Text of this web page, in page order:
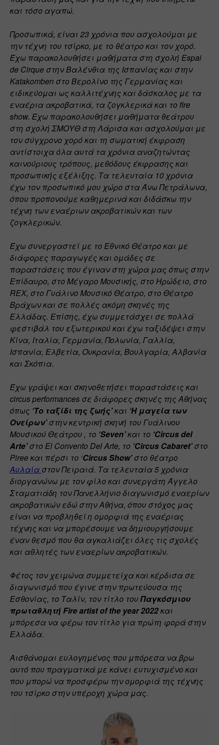
και τόσο αγαπώ.
Προσωπικά, είναι 23 χρόνια που ασχολούμαι με
την τέχνη του τσίρκο, με το θέατρο και τον χορό.
Έχω παρακολουθήσει μαθήματα στη σχολή Espai
de Cirque στην Βαλένθια της Ισπανίας και στην
Katakomben στο Βερολίνο της Γερμανίας και
ειδικεύομαι ως καλλιτέχνης και δάσκαλος με τα
εναέρια ακροβατικά, τα ζογκλερικά και το fire
show. Έχω παρακολουθήσει μαθήματα θεάτρου
στη σχολή ΣΜΟΥΘ στη Λάρισα και ασχολούμαι με
τον σύγχρονο χορό και τη σωματική έκφραση
αντίστοιχα όλα αυτά τα χρόνια αναζητώντας
καινούριους τρόπους, μεθόδους έκφρασης και
προσωπικής εξέλιξης. Τα τελευταία 10 χρόνια
έχω τον προσωπικό μου χώρο στα Άνω Πετράλωνα,
όπου προπονούμε καθημερινά και διδάσκω την
τέχνη των εναέριων ακροβατικών και των
ζογκλερικών.
Έχω συνεργαστεί με το Εθνικό Θέατρο και με
διάφορες παραγωγές και ομάδες σε
παραστάσεις που έγιναν στη χώρα μας όπως στην
Επίδαυρο, στο Μέγαρο Μουσικής, στο Ηρώδειο, στο
REX, στο Γυάλινο Μουσικό Θέατρο, στο Θέατρο
Βράχων και σε πολλές ακόμη σκηνές της
Ελλάδας. Επίσης, έχω συμμετάσχει σε πολλά
φεστιβάλ του εξωτερικού και έχω ταξιδέψει στην
Κίνα, Ιταλία, Γερμανία, Πολωνία, Γαλλία,
Ισπανία, Ελβετία, Ουκρανία, Βουλγαρία, Αλβανία
και Σκόπια.
Έχω γράψει και σκηνοθετήσει παραστάσεις και
circus performances σε διάφορες σκηνές της Αθήνας
όπως ‘Το ταξίδι της ζωής’ και ‘Η μαγεία των
Ονείρων’ στην κεντρική σκηνή του Γυάλινου
Μουσικού Θεάτρου , τo ‘Seven’ και το ‘Circus del
Arte’ στο El Convento Del Arte, το ‘Circus Cabaret’ στο
Piree και πέρσι το ‘Circus Show’
Αυλαία στον Πειραιά. Τα τελευταία 5 χρόνια
διοργανώνω με τον φίλο και συνεργάτη Άγγελο
Σταματιάδη τον Πανελλήνιο διαγωνισμό εναερίων
ακροβατικών εδώ στην Αθήνα, όπου στόχος μας
είναι να προβληθεί η ομορφιά της εναέριας
τέχνης και να μπορέσουμε να δημιουργήσουμε
έναν θεσμό που θα αγκαλιάζει όλες τις σχολές
και αθλητές των εναερίων ακροβατικών.
Φέτος τον χειμώνα συμμετείχα και κέρδισα σε
διαγωνισμό που έγινε στην πρωτεύουσα της
Εσθονίας, το Ταλίν, τον τίτλο του Παγκόσμιου
πρωταθλητή Fire artist of the year 2022 και
μπόρεσα να φέρω τον τίτλο για πρώτη φορά στην
Ελλάδα.
Αισθάνομαι ευλογημένος που μπόρεσα να βρω
αυτό που πραγματικά με κάνει ευτυχισμένο και
που μπορώ να προσφέρω την ομορφιά της τέχνης
του τσίρκο στην υπέροχη χώρα μας.